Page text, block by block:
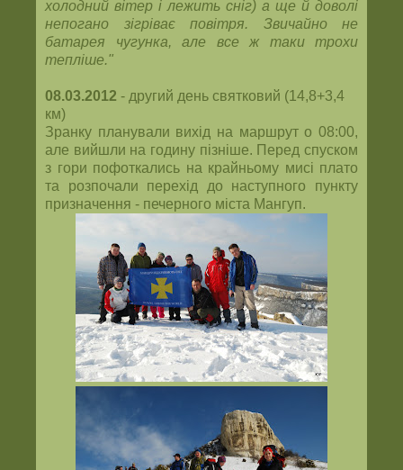
холодний вітер і лежить сніг) а ще й доволі
непогано зігріває повітря. Звичайно не
батарея чугунка, але все ж таки трохи
тепліше."
08.03.2012 - другий день святковий (14,8+3,4
км)
Зранку планували вихід на маршрут о 08:00,
але вийшли на годину пізніше. Перед спуском
з гори пофоткались на крайньому мисі плато
та розпочали перехід до наступного пункту
призначення - печерного міста Мангуп.